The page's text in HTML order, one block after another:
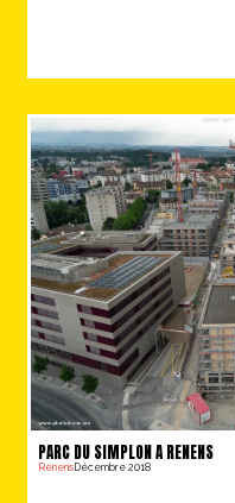
PARC DU SIMPLON A RENENS
RenensDécembre 2018